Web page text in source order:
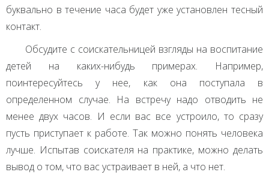
буквально в течение часа будет уже установлен тесный
контакт.
Обсудите с соискательницей взгляды на воспитание
детей на каких-нибудь примерах. Например,
поинтересуйтесь у нее, как она поступала в
определенном случае. На встречу надо отводить не
менее двух часов. И если вас все устроило, то сразу
пусть приступает к работе. Так можно понять человека
лучше. Испытав соискателя на практике, можно делать
вывод о том, что вас устраивает в ней, а что нет.